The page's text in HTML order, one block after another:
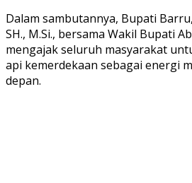
Dalam sambutannya, Bupati
SH., M.Si., bersama Wakil Bupati
mengajak seluruh masyarakat
api kemerdekaan sebagai energi
depan.